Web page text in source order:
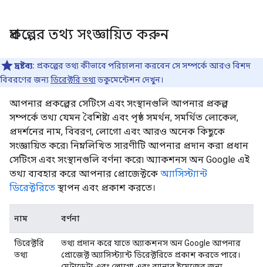
প্রকল্পের তথ্য সংজ্ঞায়িত করুন
দ্রষ্টব্য: প্রকল্পের তথ্য কীভাবে পরিচালনা করবেন সে সম্পর্কে আরও বিশদ
বিবরণের জন্যডিরেক্টরি তথ্যডকুমেন্টেশন দেখুন।
আপনার প্রকল্পের সেটিংস এবং সংস্থানগুলি আপনার প্রকল্প
সম্পর্কে তথ্য যেমন বৈশিষ্ট্য এবং পৃষ্ঠ সমর্থন, সমর্থিত লোকেল,
প্রদর্শনের নাম, বিবরণ, লোগো এবং আরও অনেক কিছুকে
সংজ্ঞায়িত করে৷ নিম্নলিখিত সারণীটি আপনার প্রদান করা প্রধান
সেটিংস এবং সংস্থানগুলি বর্ণনা করে৷ অ্যাকশনস অন Google এই
তথ্য ব্যবহার করে আপনার প্রোজেক্টকে অ্যাসিস্ট্যান্ট
ডিরেক্টরিতে স্থাপন এবং প্রকাশ করতে।
নাম বর্ণনা
ডিরেক্টরি
তথ্য
তথ্য প্রদান করে যাতে অ্যাকশনস অন Google আপনার
প্রোজেক্ট অ্যাসিস্ট্যান্ট ডিরেক্টরিতে প্রকাশ করতে পারে।